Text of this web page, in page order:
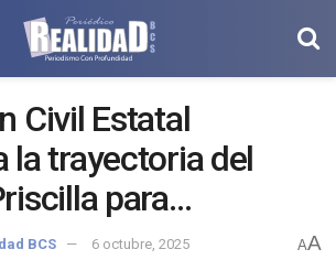
Civil Estatal
la trayectoria del
para
a la población
BCS 6 octubre, 2025 AA